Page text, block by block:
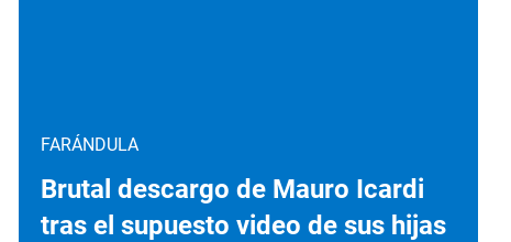
FARÁNDULA
Brutal descargo de Mauro Icardi
tras el supuesto video de sus hijas